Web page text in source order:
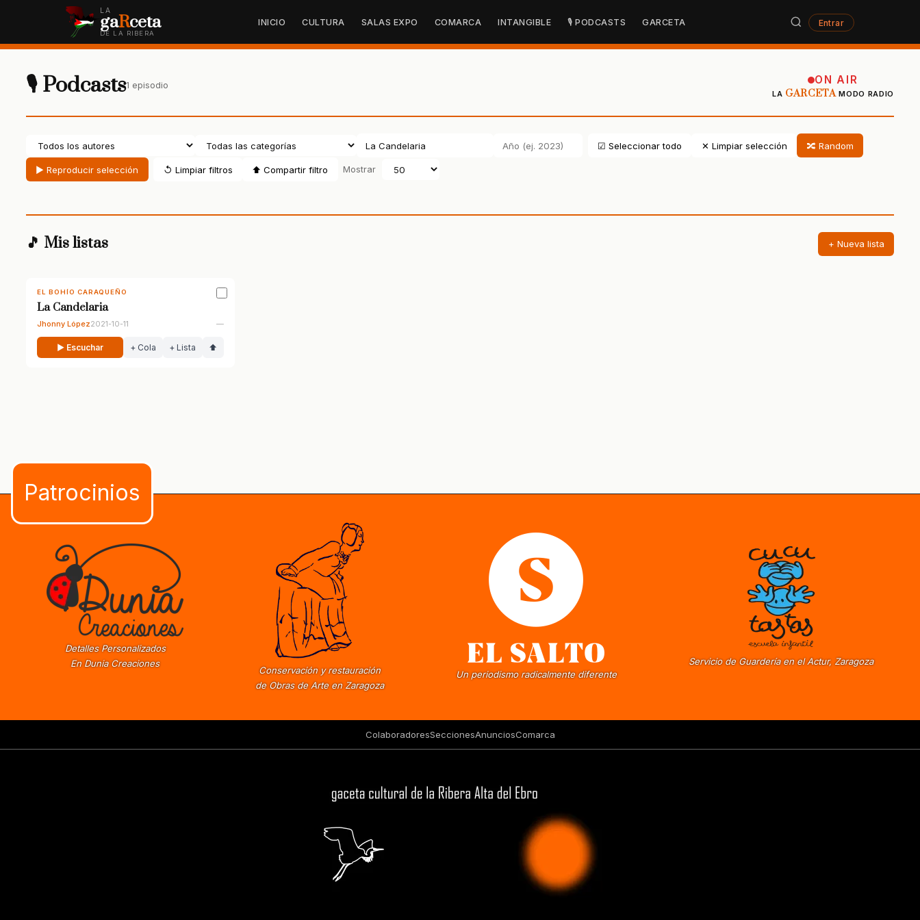
LA
gaRceta
DE LA RIBERA
INICIO CULTURA SALAS EXPO COMARCA INTANGIBLE 🎙 PODCASTS GARCETA Entrar
🎙 Podcasts1 episodio ON AIR
LA GARCETAMODO RADIO
☑ Seleccionar todo ✕ Limpiar selección 🔀 Random
▶ Reproducir selección ↺ Limpiar filtros ⬆ Compartir filtro Mostrar
🎵 Mis listas + Nueva lista
EL BOHÍO CARAQUEÑO
La Candelaria
Jhonny López2021-10-11 —
▶ Escuchar + Cola + Lista ⬆
Detalles Personalizados
En Dunia Creaciones
Conservación y restauración
de Obras de Arte en Zaragoza
Un periodismo radicalmente diferente
Servicio de Guardería en el Actur, Zaragoza
ColaboradoresSeccionesAnunciosComarca